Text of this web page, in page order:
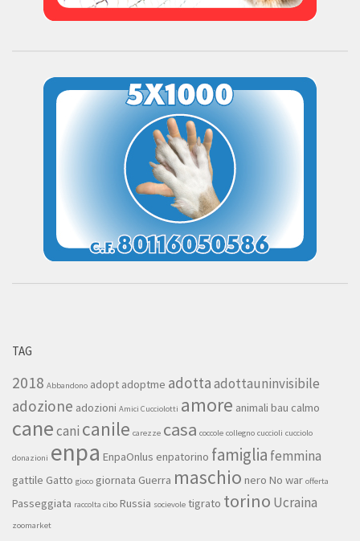
TAG
2018 Abbandono adopt adoptme adottaadottauninvisibile
adozione adozioni Amici Cucciolotti amore animali bau calmo
canecani canile carezze casa coccole collegno cuccioli cucciolo
donazioni enpa EnpaOnlus enpatorino famiglia femmina
gattile Gatto gioco giornata Guerra maschio nero No war offerta
Passeggiata raccolta cibo Russia socievole tigrato torino Ucraina
zoomarket